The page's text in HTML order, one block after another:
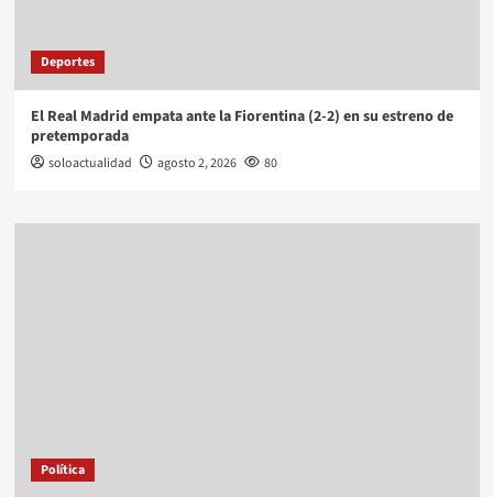
Deportes
El Real Madrid empata ante la Fiorentina (2-2) en su estreno de
pretemporada
soloactualidad agosto 2, 2026 80
Política